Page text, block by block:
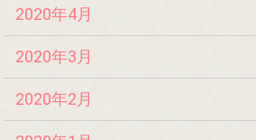
2020年4月
2020年3月
2020年2月